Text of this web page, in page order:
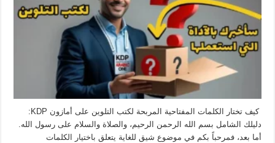
كيف تختار الكلمات المفتاحية المربحة لكتب التلوين على أمازون KDP:
دليلك الشامل بسم الله الرحمن الرحيم، والصلاة والسلام على رسول الله.
أما بعد، فمرحباً بكم في موضوع شيق للغاية يتعلق باختيار الكلمات